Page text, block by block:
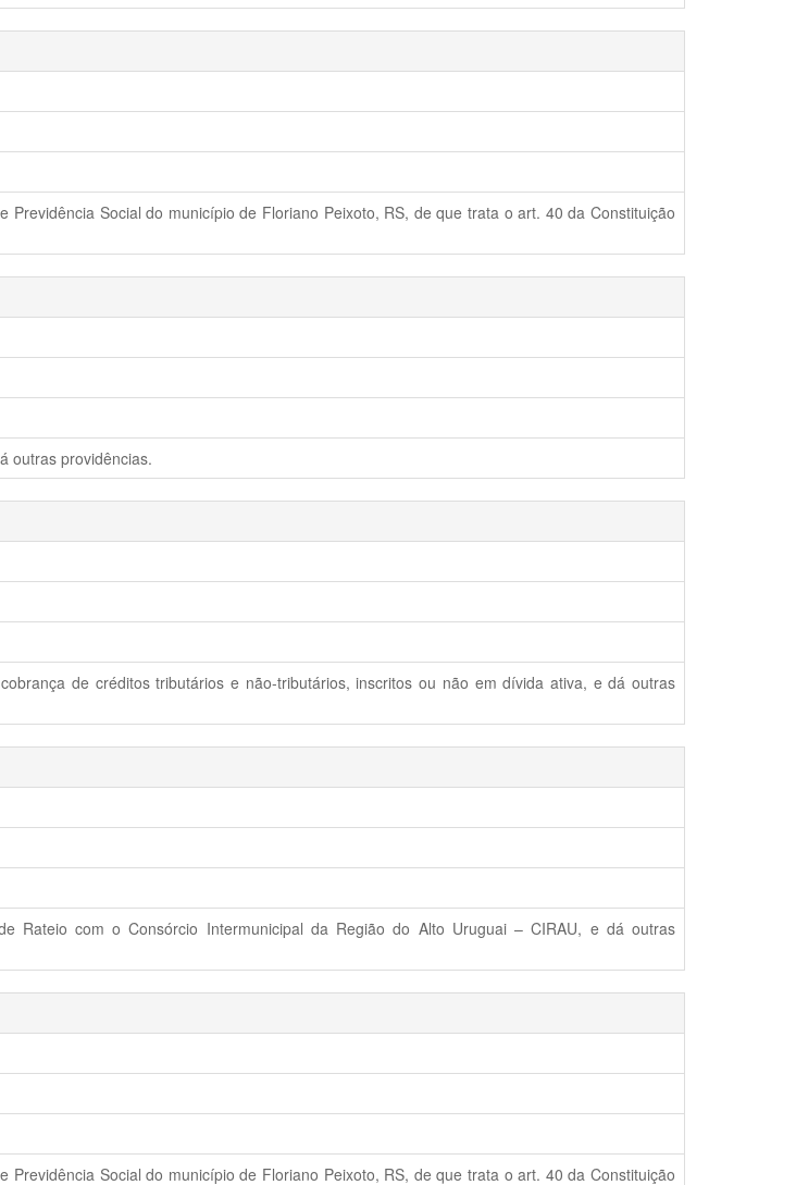
Social do município de Floriano Peixoto, RS, de que trata o art. 40 da Constituição
outras providências.
de créditos tributários e não-tributários, inscritos ou não em dívida ativa, e dá outras
Rateio com o Consórcio Intermunicipal da Região do Alto Uruguai – CIRAU, e dá outras
Social do município de Floriano Peixoto, RS, de que trata o art. 40 da Constituição